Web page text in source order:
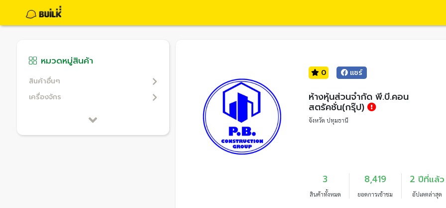
หมวดหมู่สินค้า
สินค้าอื่นๆ
เครื่องจักร
0 แชร์
ห้างหุ้นส่วนจำกัด พี.บี.คอน
สตรัคชั่น(กรุ๊ป)
จังหวัด ปทุมธานี
3
สินค้าทั้งหมด
8,419
ยอดการเข้าชม
2 ปีที่แล้ว
อัปเดตล่าสุด